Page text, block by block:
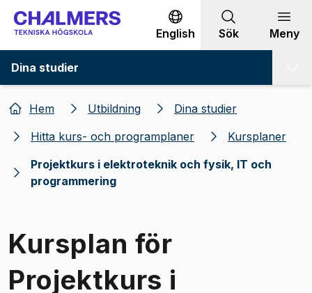
Gå till innehållet
English Sök Meny
Dina studier
Hem Utbildning
Dina studier
Hitta kurs- och programplaner
Kursplaner
Projektkurs i elektroteknik och fysik, IT och
programmering
Kursplan för
Projektkurs i